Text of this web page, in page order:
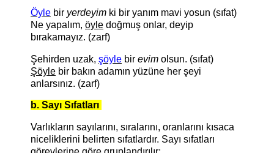
Öyle bir yerdeyim ki bir yanım mavi yosun (sıfat)
Ne yapalım, öyle doğmuş onlar, deyip
bırakamayız. (zarf)
Şehirden uzak, şöyle bir evim olsun. (sıfat)
Şöyle bir bakın adamın yüzüne her şeyi
anlarsınız. (zarf)
b. Sayı Sıfatları
Varlıkların sayılarını, sıralarını, oranlarını kısaca
niceliklerini belirten sıfatlardır. Sayı sıfatları